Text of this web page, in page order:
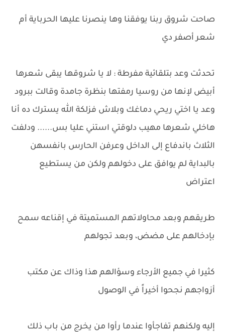
صاحت شروق ربنا يوفقنا وها ينصرنا عليها الحرباية أم
شعر أصفر دي
تحدثت وعد بتلقائية مفرطة : لا يا شروقها يبقى شعرها
أبيض لإنها من روسيا رمفتها بنظرة جامدة وقالت ببرود
وعد يا اختي ريحي دماغك وبلاش فزلكة الله يسترك ده أنا
هاخلي شعرها مهيب دلوقتي استني عليا بس...... ودلفت
الثلاث باندفاع إلى الداخل وعرفن الحارس بانفسهن
بالبداية لم يوافق على دخولهم ولكن من يستطيع
اعتراض
طريقهم وبعد محاولاتهم المستميتة في إقناعه سمح
بإدخالهم على مضض، وبعد تجولهم
كثيرا في جميع الأرجاء وسؤالهم هذا وذاك عن مكتب
أزواجهم نجحوا أخيراً في الوصول
إليه ولكنهم تفاجأوا عندما رأوا من يخرج من باب ذلك